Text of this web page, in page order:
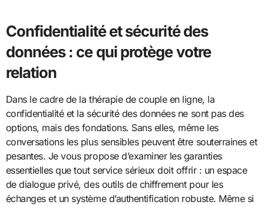
Confidentialité et sécurité des
données : ce qui protège votre
relation
Dans le cadre de la thérapie de couple en ligne, la
confidentialité et la sécurité des données ne sont pas des
options, mais des fondations. Sans elles, même les
conversations les plus sensibles peuvent être souterraines et
pesantes. Je vous propose d’examiner les garanties
essentielles que tout service sérieux doit offrir : un espace
de dialogue privé, des outils de chiffrement pour les
échanges et un système d’authentification robuste. Même si